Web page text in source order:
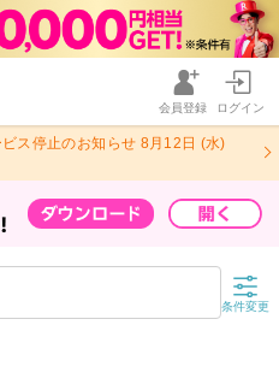
会員登録 ログイン
ス停止のお知らせ 8月12日 (水)
条件変更